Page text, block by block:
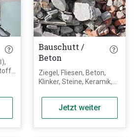
Bauschutt /
Beton
Ziegel, Fliesen, Beton,
Klinker, Steine, Keramik,
andere ausschließlich
mineralische
Materialien. Gips bzw.
Porenbeton und
Jetzt weiter